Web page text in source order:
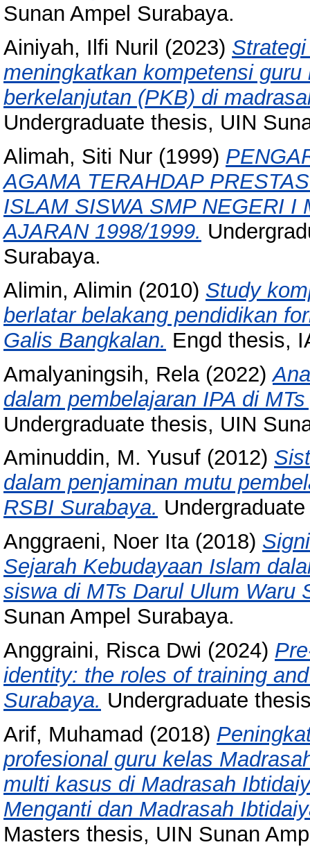
Sunan Ampel Surabaya.
Ainiyah, Ilfi Nuril (2023)
meningkatkan kompetensi
berkelanjutan (PKB) di
Undergraduate thesis, UIN
Alimah, Siti Nur (1999)
AGAMA TERAHDAP
ISLAM SISWA SMP NEGERI I
AJARAN 1998/1999.
Surabaya.
Alimin, Alimin (2010) Study
berlatar belakang pendidikan
Galis Bangkalan. Engd thesis,
Amalyaningsih, Rela(2022)
dalam pembelajaran IPA di
Undergraduate thesis, UIN
Aminuddin, M. Yusuf (2012)
dalam penjaminan mutu
RSBI Surabaya.
Anggraeni, Noer Ita(2018)
Sejarah Kebudayaan Islam
siswa di MTs Darul Ulum Waru
Sunan Ampel Surabaya.
Anggraini, Risca Dwi (2024)
identity: the roles of training
Surabaya. Undergraduate
Arif, Muhamad (2018)
profesional guru kelas
multi kasus di Madrasah
Menganti dan Madrasah
Masters thesis, UIN Sunan